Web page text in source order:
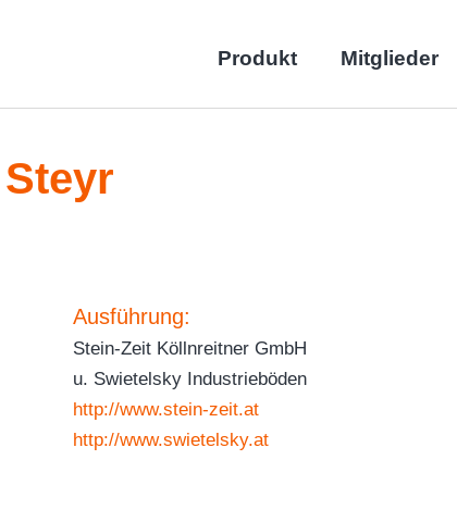
Produkt Mitglieder
Ausführung:
Stein-Zeit Köllnreitner GmbH
u. Swietelsky Industrieböden
http://www.stein-zeit.at
http://www.swietelsky.at